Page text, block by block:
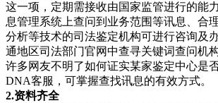
这一项，定期需接收由国家监管进行的能
息管理系统上查问到业务范围等讯息、合
分析等技术的司法鉴定机构可进行咨询及
通地区司法部门官网中查寻关键词查问机
许多网友不明了如何证实某家鉴定中心是
DNA客服，可掌握查找讯息的有效方式。
2.资料齐全